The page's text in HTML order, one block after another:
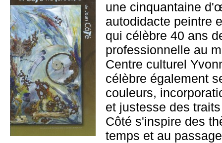
une cinquantaine
autodidacte peintre
qui célèbre 40 ans
professionnelle au
Centre culturel
célèbre également
couleurs,
et justesse des
Côté s'inspire des
temps et au